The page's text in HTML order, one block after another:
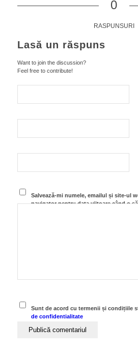
0
RASPUNSURI
Lasă un răspuns
Want to join the discussion?
Feel free to contribute!
Salvează-mi numele, emailul și site-ul
navigator pentru data viitoare când o
Sunt de acord cu termenii și condițiile
de confidentialitate